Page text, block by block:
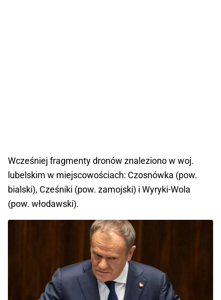
Wcześniej fragmenty dronów znaleziono w woj.
lubelskim w miejscowościach: Czosnówka (pow.
bialski), Cześniki (pow. zamojski) i Wyryki-Wola
(pow. włodawski).